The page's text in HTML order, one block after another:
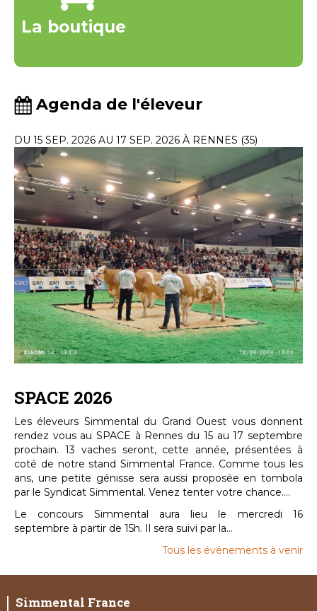
La boutique
Agenda de l'éleveur
DU 15 SEP. 2026 AU 17 SEP. 2026 À RENNES (35)
SPACE 2026
Les éleveurs Simmental du Grand Ouest vous donnent
rendez vous au SPACE à Rennes du 15 au 17 septembre
prochain. 13 vaches seront, cette année, présentées à
coté de notre stand Simmental France. Comme tous les
ans, une petite génisse sera aussi proposée en tombola
par le Syndicat Simmental. Venez tenter votre chance....
Le concours Simmental aura lieu le mercredi 16
septembre à partir de 15h. Il sera suivi par la...
Tous les événements à venir
Simmental France